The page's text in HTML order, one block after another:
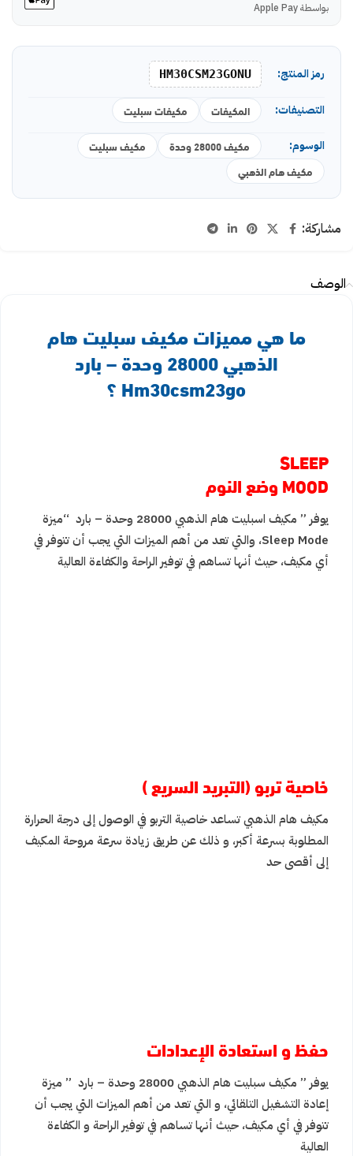
بواسطة Apple Pay
رمز المنتج: HM30CSM23GONU
التصنيفات: المكيفات مكيفات سبليت
الوسوم: مكيف 28000 وحدة
مكيف سبليت
مكيف هام الذهبي
مشاركة:
الوصف
ما هي مميزات مكيف سبليت هام
الذهبي 28000 وحدة – بارد
Hm30csm23go ؟
SLEEP
MOOD وضع النوم
يوفر ” مكيف اسبليت هام الذهبي 28000 وحدة – بارد “ميزة
Sleep Mode، والتي تعد من أهم الميزات التي يجب أن تتوفر في
أي مكيف، حيث أنها تساهم في توفير الراحة والكفاءة العالية
خاصية تربو (التبريد السريع )
مكيف هام الذهبي تساعد خاصية التربو في الوصول إلى درجة الحرارة
المطلوبة بسرعة أكبر، و ذلك عن طريق زيادة سرعة مروحة المكيف
إلى أقصى حد
حفظ و استعادة الإعدادات
يوفر ” مكيف سبليت هام الذهبي 28000 وحدة – بارد ” ميزة
إعادة التشغيل التلقائي، و التي تعد من أهم الميزات التي يجب أن
تتوفر في أي مكيف، حيث أنها تساهم في توفير الراحة و الكفاءة
العالية